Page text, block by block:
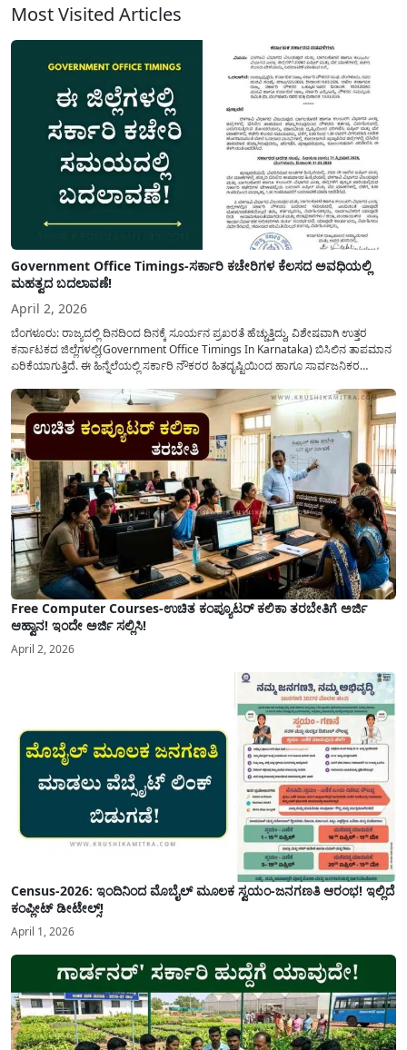
Most Visited Articles
Government Office Timings-ಸರ್ಕಾರಿ ಕಚೇರಿಗಳ ಕೆಲಸದ ಅವಧಿಯಲ್ಲಿ
ಮಹತ್ವದ ಬದಲಾವಣೆ!
April 2, 2026
ಬೆಂಗಳೂರು: ರಾಜ್ಯದಲ್ಲಿ ದಿನದಿಂದ ದಿನಕ್ಕೆ ಸೂರ್ಯನ ಪ್ರಖರತೆ ಹೆಚ್ಚುತ್ತಿದ್ದು, ವಿಶೇಷವಾಗಿ ಉತ್ತರ
ಕರ್ನಾಟಕದ ಜಿಲ್ಲೆಗಳಲ್ಲಿ(Government Office Timings In Karnataka) ಬಿಸಿಲಿನ ತಾಪಮಾನ
ಏರಿಕೆಯಾಗುತ್ತಿದೆ. ಈ ಹಿನ್ನೆಲೆಯಲ್ಲಿ ಸರ್ಕಾರಿ ನೌಕರರ ಹಿತದೃಷ್ಟಿಯಿಂದ ಹಾಗೂ ಸಾರ್ವಜನಿಕರ
ಮತ್ತು ಕಲ್ಯಾಣ ಕರ್ನಾಟಕದ ಒಟ್ಟು 9 ಜಿಲ್ಲೆಗಳಲ್ಲಿ ಏಪ್ರಿಲ್...
Free Computer Courses-ಉಚಿತ ಕಂಪ್ಯೂಟರ್ ಕಲಿಕಾ ತರಬೇತಿಗೆ ಅರ್ಜಿ
ಆಹ್ವಾನ! ಇಂದೇ ಅರ್ಜಿ ಸಲ್ಲಿಸಿ!
April 2, 2026
Census-2026: ಇಂದಿನಿಂದ ಮೊಬೈಲ್ ಮೂಲಕ ಸ್ವಯಂ-ಜನಗಣತಿ ಆರಂಭ! ಇಲ್ಲಿದೆ
ಕಂಪ್ಲೀಟ್ ಡೀಟೇಲ್ಸ್!
April 1, 2026